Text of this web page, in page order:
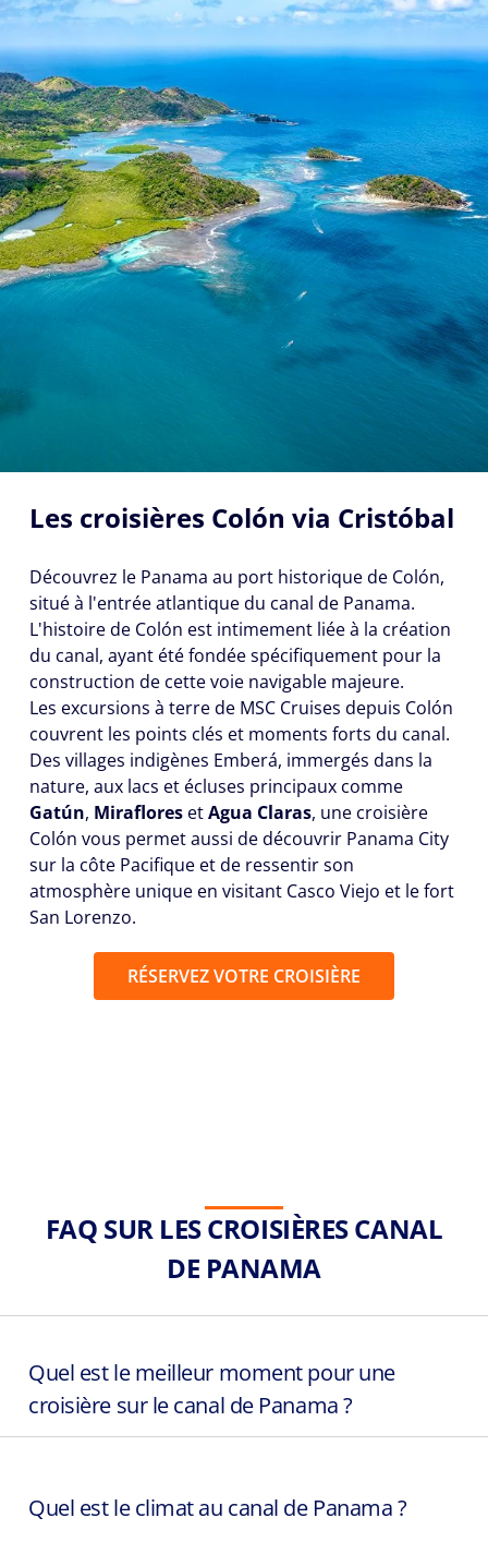
Les croisières Colón via Cristóbal
Découvrez le Panama au port historique de Colón,
situé à l'entrée atlantique du canal de Panama.
L'histoire de Colón est intimement liée à la création
du canal, ayant été fondée spécifiquement pour la
construction de cette voie navigable majeure.
Les excursions à terre de MSC Cruises depuis Colón
couvrent les points clés et moments forts du canal.
Des villages indigènes Emberá, immergés dans la
nature, aux lacs et écluses principaux comme
Gatún, Miraflores etAgua Claras, une croisière
Colón vous permet aussi de découvrir Panama City
sur la côte Pacifique et de ressentir son
atmosphère unique en visitant Casco Viejo et le fort
San Lorenzo.
RÉSERVEZ VOTRE CROISIÈRE
FAQ SUR LES CROISIÈRES CANAL
DE PANAMA
Quel est le meilleur moment pour une
croisière sur le canal de Panama ?
Quel est le climat au canal de Panama ?